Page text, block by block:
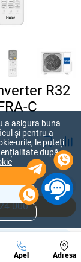
R32
C
000
000
+
Apel Adresa
A suna
Secțiuni
populare
de
a asigura buna
și pentru a
urile, le puteți
după